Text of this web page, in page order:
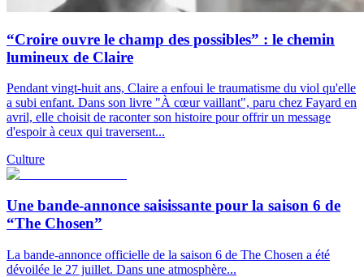
“Croire ouvre le champ des possibles” : le chemin
lumineux de Claire
Pendant vingt-huit ans, Claire a enfoui le traumatisme du viol qu'elle
a subi enfant. Dans son livre "À cœur vaillant", paru chez Fayard en
avril, elle choisit de raconter son histoire pour offrir un message
d'espoir à ceux qui traversent...
Culture
Une bande-annonce saisissante pour la saison 6 de
“The Chosen”
La bande-annonce officielle de la saison 6 de The Chosen a été
dévoilée le 27 juillet. Dans une atmosphère...